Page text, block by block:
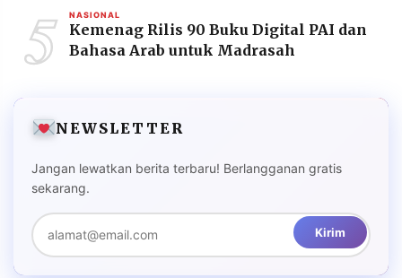
5 NASIONAL
Kemenag Rilis 90 Buku Digital PAI dan
Bahasa Arab untuk Madrasah
NEWSLETTER
Jangan lewatkan berita terbaru! Berlangganan gratis
sekarang.
Kirim